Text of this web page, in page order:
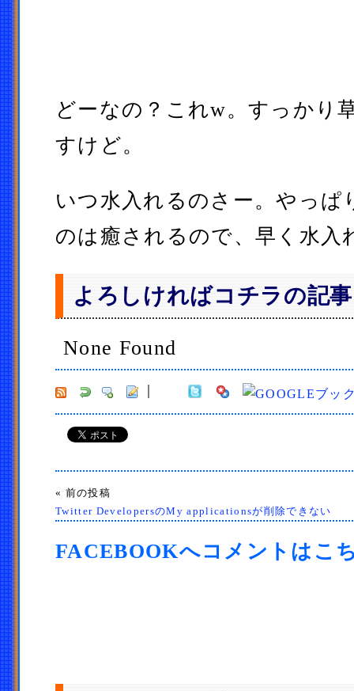
どーなの？これw。すっかり
すけど。
いつ水入れるのさー。やっぱ
のは癒されるので、早く水入
よろしければコチラの記
None Found
« 前の投稿
Twitter DevelopersのMy applicationsが削除できない
FACEBOOKへコメントはこ